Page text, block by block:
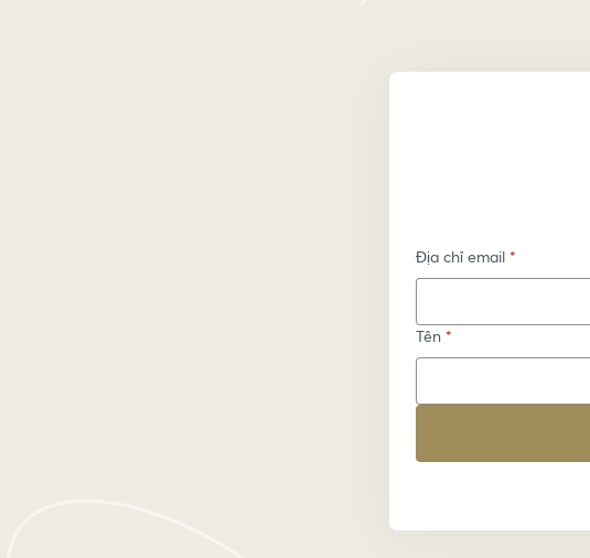
Địa chỉ email *
Tên *